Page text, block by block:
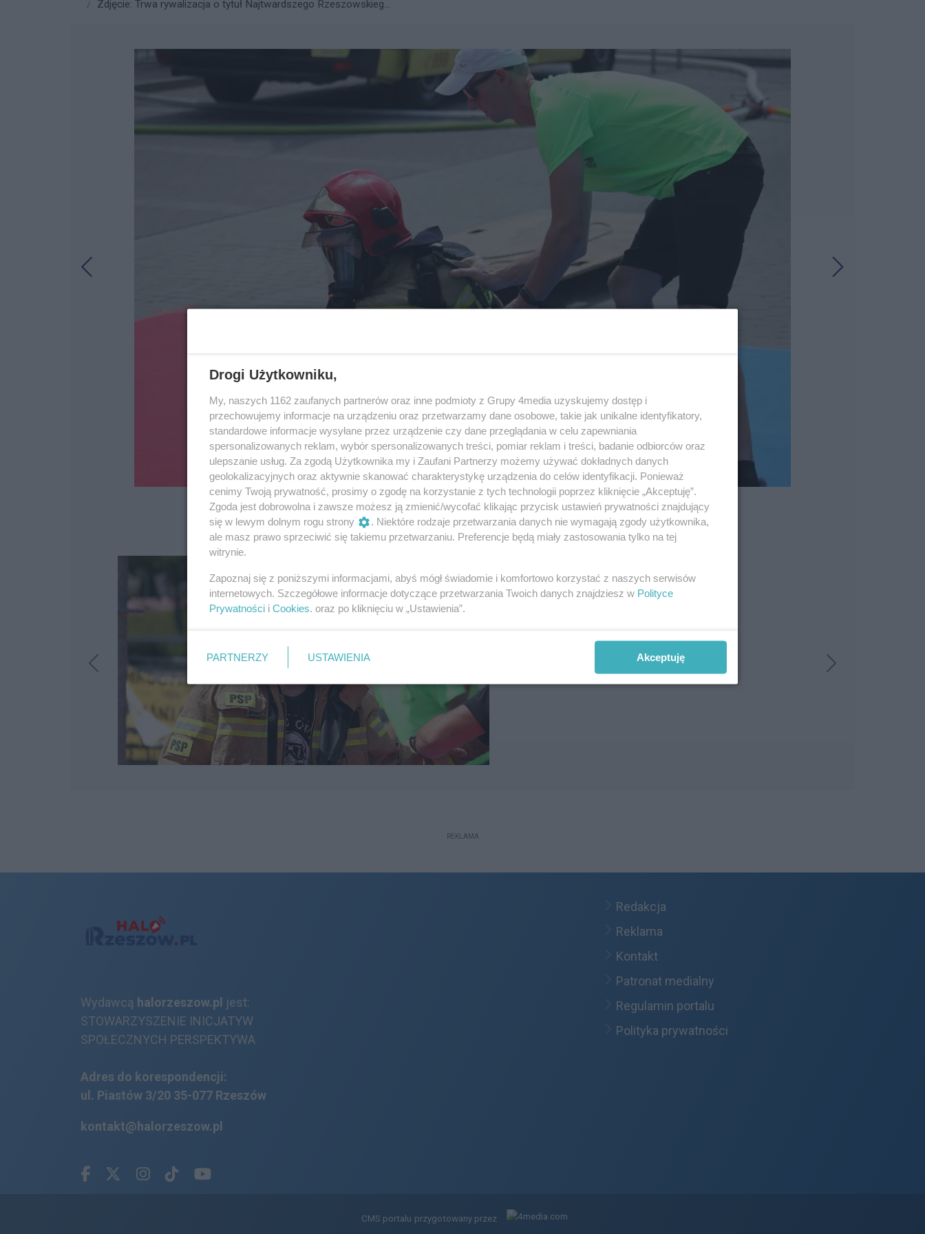
Zdjęcie: Trwa rywalizacja o tytuł Najtwardszego Rzeszowskieg...
17 / 120
REKLAMA
Wydawcą halorzeszow.pl jest:
STOWARZYSZENIE INICJATYW
SPOŁECZNYCH PERSPEKTYWA
Adres do korespondencji:
ul. Piastów 3/20 35-077 Rzeszów
kontakt@halorzeszow.pl
Redakcja
Reklama
Kontakt
Patronat medialny
Regulamin portalu
Polityka prywatności
Facebook.com
X.comInstagram.com
Tiktok.com
Youtube.com
CMS portalu przygotowany przez
Drogi Użytkowniku,
My, naszych 1162 zaufanych partnerów oraz inne podmioty z Grupy 4media uzyskujemy dostęp i
przechowujemy informacje na urządzeniu oraz przetwarzamy dane osobowe, takie jak unikalne identyfikatory,
standardowe informacje wysyłane przez urządzenie czy dane przeglądania w celu zapewniania
spersonalizowanych reklam, wybór spersonalizowanych treści, pomiar reklam i treści, badanie odbiorców oraz
ulepszanie usług. Za zgodą Użytkownika my i Zaufani Partnerzy możemy używać dokładnych danych
geolokalizacyjnych oraz aktywnie skanować charakterystykę urządzenia do celów identyfikacji. Ponieważ
cenimy Twoją prywatność, prosimy o zgodę na korzystanie z tych technologii poprzez kliknięcie „Akceptuję”.
Zgoda jest dobrowolna i zawsze możesz ją zmienić/wycofać klikając przycisk ustawień prywatności znajdujący
się w lewym dolnym rogu strony
. Niektóre rodzaje przetwarzania danych nie wymagają zgody użytkownika,
ale masz prawo sprzeciwić się takiemu przetwarzaniu. Preferencje będą miały zastosowania tylko na tej
witrynie.
Zapoznaj się z poniższymi informacjami, abyś mógł świadomie i komfortowo korzystać z naszych serwisów
internetowych. Szczegółowe informacje dotyczące przetwarzania Twoich danych znajdziesz w Polityce
Prywatności i Cookies. oraz po kliknięciu w „Ustawienia”.
PARTNERZY USTAWIENIA Akceptuję